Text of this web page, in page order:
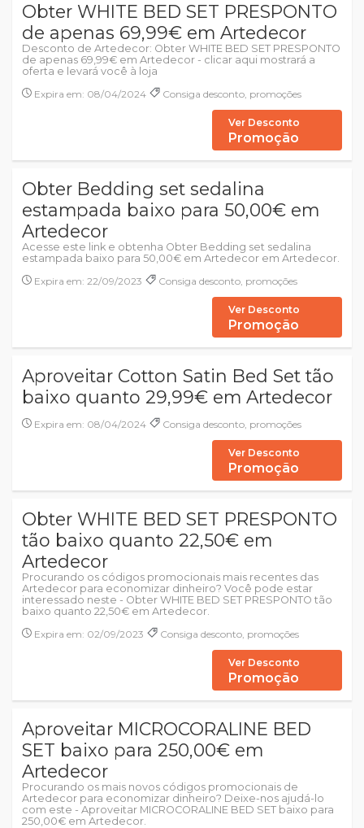
Obter WHITE BED SET PRESPONTO
de apenas 69,99€ em Artedecor
Desconto de Artedecor: Obter WHITE BED SET PRESPONTO
de apenas 69,99€ em Artedecor - clicar aqui mostrará a
oferta e levará você à loja
Expira em: 08/04/2024
Consiga desconto, promoções
Ver Desconto
Promoção
Obter Bedding set sedalina
estampada baixo para 50,00€ em
Artedecor
Acesse este link e obtenha Obter Bedding set sedalina
estampada baixo para 50,00€ em Artedecor em Artedecor.
Expira em: 22/09/2023
Consiga desconto, promoções
Ver Desconto
Promoção
Aproveitar Cotton Satin Bed Set tão
baixo quanto 29,99€ em Artedecor
Expira em: 08/04/2024 Consiga desconto, promoções
Ver Desconto
Promoção
Obter WHITE BED SET PRESPONTO
tão baixo quanto 22,50€ em
Artedecor
Procurando os códigos promocionais mais recentes das
Artedecor para economizar dinheiro? Você pode estar
interessado neste - Obter WHITE BED SET PRESPONTO tão
baixo quanto 22,50€ em Artedecor.
Expira em: 02/09/2023
Consiga desconto, promoções
Ver Desconto
Promoção
Aproveitar MICROCORALINE BED
SET baixo para 250,00€ em
Artedecor
Procurando os mais novos códigos promocionais de
Artedecor para economizar dinheiro? Deixe-nos ajudá-lo
com este - Aproveitar MICROCORALINE BED SET baixo para
250,00€ em Artedecor.